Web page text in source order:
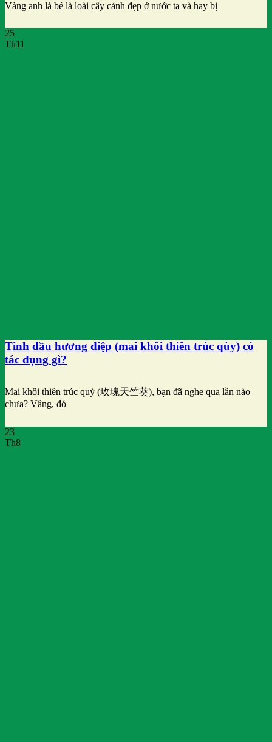
Vàng anh lá bé là loài cây cảnh đẹp ở nước ta và hay bị
25
Th11
Tinh dầu hương diệp (mai khôi thiên trúc qùy) có
tác dụng gì?
Mai khôi thiên trúc quỳ (玫瑰天竺葵), bạn đã nghe qua lần nào
chưa? Vâng, đó
23
Th8